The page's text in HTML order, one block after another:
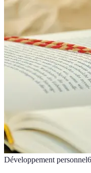
Développement personnel6